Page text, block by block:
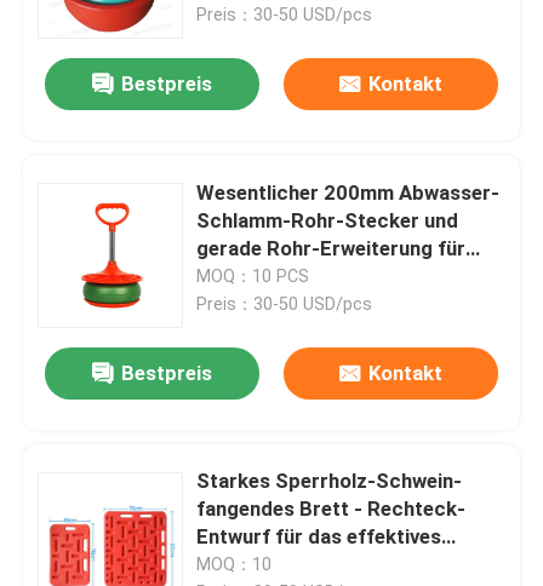
Schweinezuchtbetrieb-
Preis：30-50 USD/pcs
Bestpreis Kontakt
Wesentlicher 200mm Abwasser-
Schlamm-Rohr-Stecker und
gerade Rohr-Erweiterung für
verbesserte Rohrleitungs-
Leistungsfähigkeit
MOQ：10 PCS
Preis：30-50 USD/pcs
Bestpreis Kontakt
Starkes Sperrholz-Schwein-
fangendes Brett - Rechteck-
Entwurf für das effektives
Schwein-Blockieren und
MOQ：10